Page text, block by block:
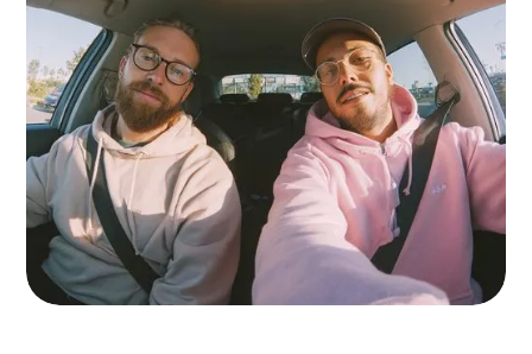
Pontevedra
Madrid
Murcia
Navarra
Álava